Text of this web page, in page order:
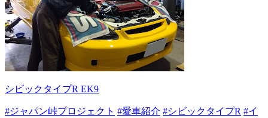
シビックタイプR EK9
#ジャパン峠プロジェクト #愛車紹介 #シビックタイプR #イ